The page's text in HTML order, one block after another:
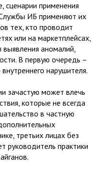
сценарии применения
ИБ применяют их
тех, кто проводит
или на маркетплейсах,
аномалий,
В первую очередь –
нарушителя.
зачастую может влечь
которые не всегда
в частную
третьих лицах без
руководитель практики